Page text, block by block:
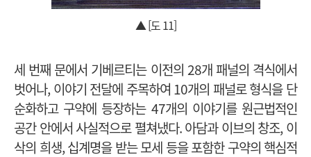
▲ [도 11]
세 번째 문에서 기베르티는 이전의 28개 패널의 격식에서
벗어나, 이야기 전달에 주목하여 10개의 패널로 형식을 단
순화하고 구약에 등장하는 47개의 이야기를 원근법적인
공간 안에서 사실적으로 펼쳐냈다. 아담과 이브의 창조, 이
삭의 희생, 십계명을 받는 모세 등을 포함한 구약의 핵심적